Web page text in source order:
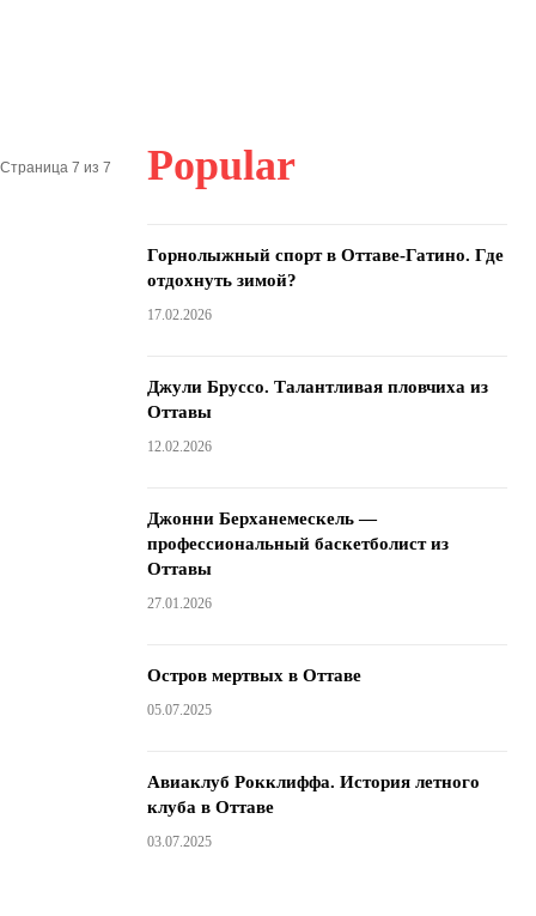
Страница 7 из 7 Popular
Горнолыжный спорт в Оттаве-Гатино. Где
отдохнуть зимой?
17.02.2026
Джули Бруссо. Талантливая пловчиха из
Оттавы
12.02.2026
Джонни Берханемескель —
профессиональный баскетболист из
Оттавы
27.01.2026
Остров мертвых в Оттаве
05.07.2025
Авиаклуб Рокклиффа. История летного
клуба в Оттаве
03.07.2025